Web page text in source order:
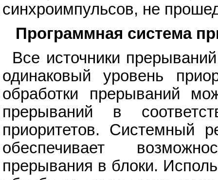
синхроимпульсов, не
Программная система
Все источники
одинаковый уровень
обработки прерываний
прерываний в
приоритетов. Системный
обеспечивает
прерывания в блоки.